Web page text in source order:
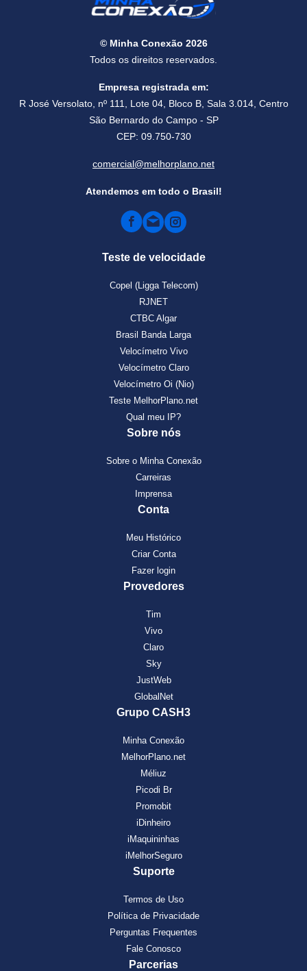
© Minha Conexão 2026
Todos os direitos reservados.
Empresa registrada em:
R José Versolato, nº 111, Lote 04, Bloco B, Sala 3.014, Centro
São Bernardo do Campo - SP
CEP: 09.750-730
comercial@melhorplano.net
Atendemos em todo o Brasil!
Teste de velocidade
Copel (Ligga Telecom)
RJNET
CTBC Algar
Brasil Banda Larga
Velocímetro Vivo
Velocímetro Claro
Velocímetro Oi (Nio)
Teste MelhorPlano.net
Qual meu IP?
Sobre nós
Sobre o Minha Conexão
Carreiras
Imprensa
Conta
Meu Histórico
Criar Conta
Fazer login
Provedores
Tim
Vivo
Claro
Sky
JustWeb
GlobalNet
Grupo CASH3
Minha Conexão
MelhorPlano.net
Méliuz
Picodi Br
Promobit
iDinheiro
iMaquininhas
iMelhorSeguro
Suporte
Termos de Uso
Política de Privacidade
Perguntas Frequentes
Fale Conosco
Parcerias